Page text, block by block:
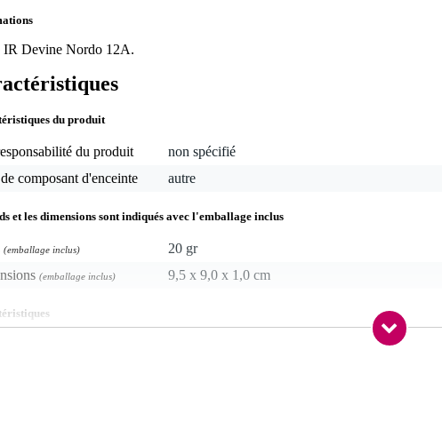
IR Devine Nordo 12A.
du produit
du produit
non spécifié
composant d'enceinte
autre
et les dimensions sont indiqués avec l'emballage inclus
(emballage inclus)
20 gr
(emballage inclus) 9,5 x 9,0 x 1,0 cm